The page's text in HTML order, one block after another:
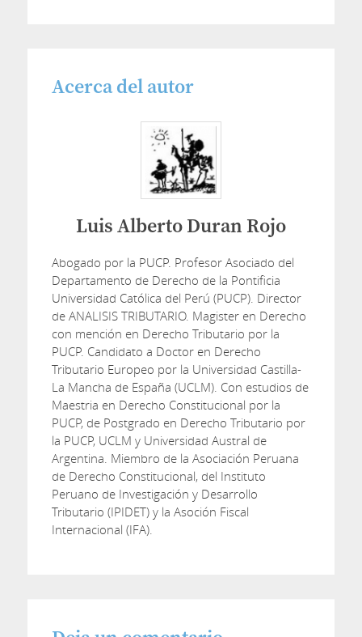
Acerca del autor
Luis Alberto Duran Rojo
Abogado por la PUCP. Profesor Asociado del
Departamento de Derecho de la Pontificia
Universidad Católica del Perú (PUCP). Director
de ANALISIS TRIBUTARIO. Magister en Derecho
con mención en Derecho Tributario por la
PUCP. Candidato a Doctor en Derecho
Tributario Europeo por la Universidad Castilla-
La Mancha de España (UCLM). Con estudios de
Maestria en Derecho Constitucional por la
PUCP, de Postgrado en Derecho Tributario por
la PUCP, UCLM y Universidad Austral de
Argentina. Miembro de la Asociación Peruana
de Derecho Constitucional, del Instituto
Peruano de Investigación y Desarrollo
Tributario (IPIDET) y la Asoción Fiscal
Internacional (IFA).